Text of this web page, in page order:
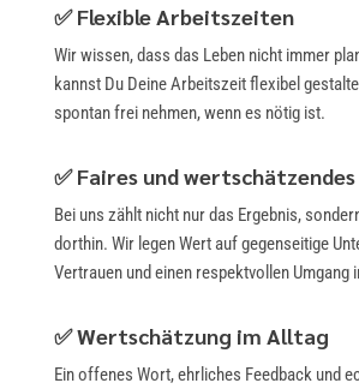
✅Flexible Arbeitszeiten
Wir wissen, dass das Leben nicht immer
kannst Du Deine Arbeitszeit flexibel
spontan frei nehmen, wenn es nötig ist.
✅Faires und
Bei uns zählt nicht nur das Ergebnis,
dorthin. Wir legen Wert auf gegenseitige
Vertrauen und einen respektvollen Umgang
✅Wertschätzung im Alltag
Ein offenes Wort, ehrliches Feedback und